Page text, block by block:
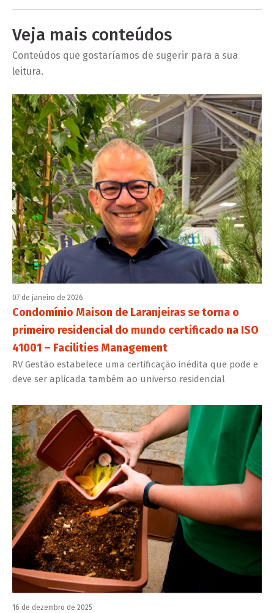
Veja mais conteúdos
Conteúdos que gostaríamos de sugerir para a sua
leitura.
07 de janeiro de 2026
Condomínio Maison de Laranjeiras se torna o
primeiro residencial do mundo certificado na ISO
41001 – Facilities Management
RV Gestão estabelece uma certificação inédita que pode e
deve ser aplicada também ao universo residencial
16 de dezembro de 2025